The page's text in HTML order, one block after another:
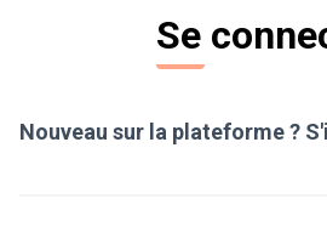
Se
Nouveau sur la plateforme ?